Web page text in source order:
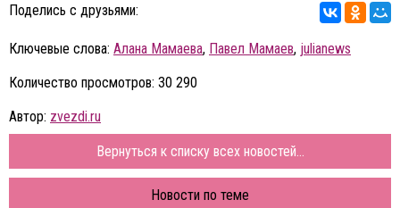
Поделись с друзьями:
Ключевые слова: Алана Мамаева, Павел Мамаев, julianews
Количество просмотров: 30 290
Автор: zvezdi.ru
Вернуться к списку всех новостей...
Новости по теме